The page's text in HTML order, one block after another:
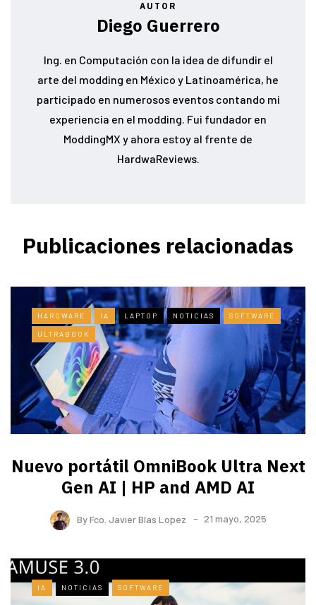
AUTOR
Diego Guerrero
Ing. en Computación con la idea de difundir el
arte del modding en México y Latinoamérica, he
participado en numerosos eventos contando mi
experiencia en el modding. Fui fundador en
ModdingMX y ahora estoy al frente de
HardwaReviews.
Publicaciones relacionadas
HARDWARE IA LAPTOP NOTICIAS SOFTWARE
ULTRABOOK
Nuevo portátil OmniBook Ultra ​Next
Gen AI | HP and AMD AI
ByFco. Javier Blas Lopez 21 mayo, 2025
IA NOTICIAS SOFTWARE